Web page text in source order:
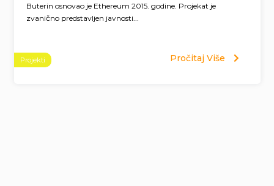
Buterin osnovao je Ethereum 2015. godine. Projekat je
zvanično predstavljen javnosti...
Projekti Pročitaj Više